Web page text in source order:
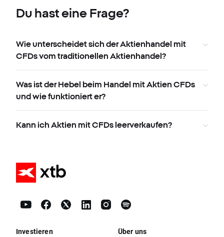
Du hast eine Frage?
Wie unterscheidet sich der Aktienhandel mit
CFDs vom traditionellen Aktienhandel?
Was ist der Hebel beim Handel mit Aktien CFDs
und wie funktioniert er?
Kann ich Aktien mit CFDs leerverkaufen?
Investieren Über uns